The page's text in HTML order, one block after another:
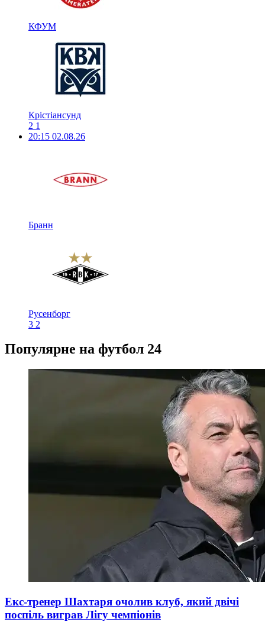
КФУМ
Крістіансунд
2 1
20:15 02.08.26
Бранн
Русенборг
3 2
Популярне на футбол 24
Екс-тренер Шахтаря очолив клуб, який двічі
поспіль виграв Лігу чемпіонів